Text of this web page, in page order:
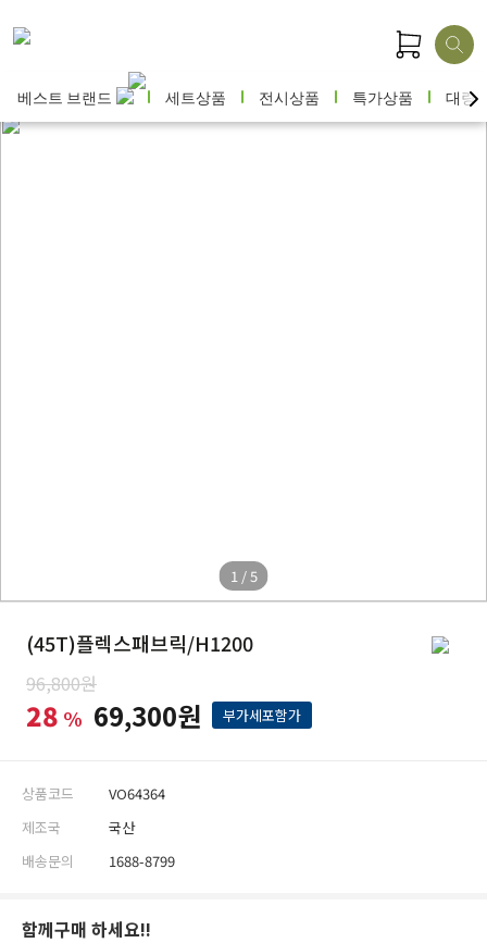
베스트 브랜드 세트상품 전시상품 특가상품 대량
1 / 5
(45T)플렉스패브릭/H1200
96,800원
28 % 69,300원 부가세포함가
상품코드
VO64364
제조국
국산
배송문의
1688-8799
함께구매 하세요!!